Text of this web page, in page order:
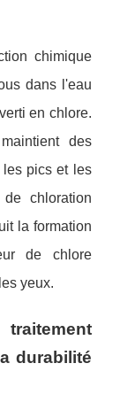
chimique
dans l'eau
en chlore.
des
les pics et les
chloration
la formation
de chlore
yeux.
durabilité